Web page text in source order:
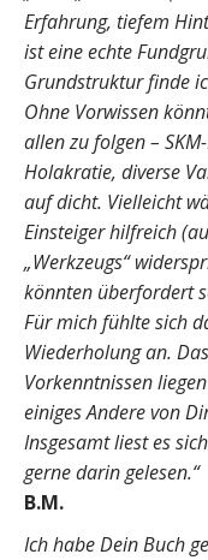
Erfahrung, tiefem
ist eine echte
Grundstruktur finde
Ohne Vorwissen
allen zu folgen –
Holakratie, diverse
auf dicht. Vielleicht
Einsteiger hilfreich
„Werkzeugs“
könnten überfordert
Für mich fühlte sich
Wiederholung an.
Vorkenntnissen
einiges Andere von
Insgesamt liest es
gerne darin gelesen.“
B.M.
Ich habe Dein Buch